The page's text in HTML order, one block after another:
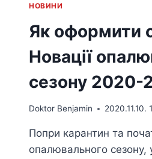
HОВИНИ
Як оформити
Новації
сезону 2020-
Doktor Benjamin 2020.11.10.
Попри карантин та
опалювального сезону,